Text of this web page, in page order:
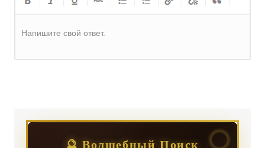
Напишите свой ответ.
🔮 Волшебный Поиск